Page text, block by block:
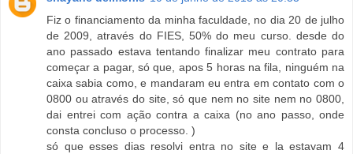
Fiz o financiamento da minha faculdade, no dia 20 de julho
de 2009, através do FIES, 50% do meu curso. desde do
ano passado estava tentando finalizar meu contrato para
começar a pagar, só que, apos 5 horas na fila, ninguém na
caixa sabia como, e mandaram eu entra em contato com o
0800 ou através do site, só que nem no site nem no 0800,
dai entrei com ação contra a caixa (no ano passo, onde
consta concluso o processo. )
só que esses dias resolvi entra no site e la estavam 4